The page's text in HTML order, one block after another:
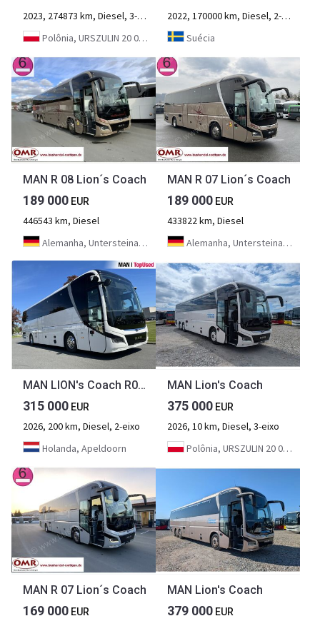
2023, 274873 km, Diesel, 3-eixo
Polônia, URSZULIN 20 05-825 GRODZISK MAZOWIECKI
2022, 170000 km, Diesel, 2-eixo
Suécia
MAN R 08 Lion´s Coach
189 000 EUR
446543 km, Diesel
Alemanha, Untersteinach bei Kulmbach
MAN R 07 Lion´s Coach
189 000 EUR
433822 km, Diesel
Alemanha, Untersteinach bei Kulmbach
MAN LION's Coach R07 440HP
315 000 EUR
2026, 200 km, Diesel, 2-eixo
Holanda, Apeldoorn
MAN Lion's Coach
375 000 EUR
2026, 10 km, Diesel, 3-eixo
Polônia, URSZULIN 20 05-825 GRODZISK MAZOWIECKI
MAN R 07 Lion´s Coach
169 000 EUR
MAN Lion's Coach
379 000 EUR